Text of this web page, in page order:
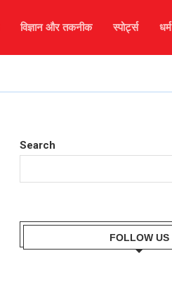
विज्ञान और तकनीक स्पोर्ट्स धर्म
Search
FOLLOW US